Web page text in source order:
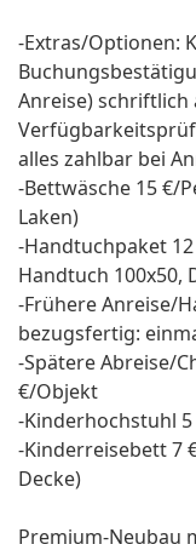
-Extras/Optionen:
Anreise)
alles zahlbar bei
-Bettwäsche 15 €/
Laken)
-Handtuchpaket
Handtuch 100x50,
-Frühere Anreise/
bezugsfertig:
-Spätere Abreise/
€/Objekt
-Kinderhochstuhl
-Kinderreisebett 7
Decke)
Premium-Neubau